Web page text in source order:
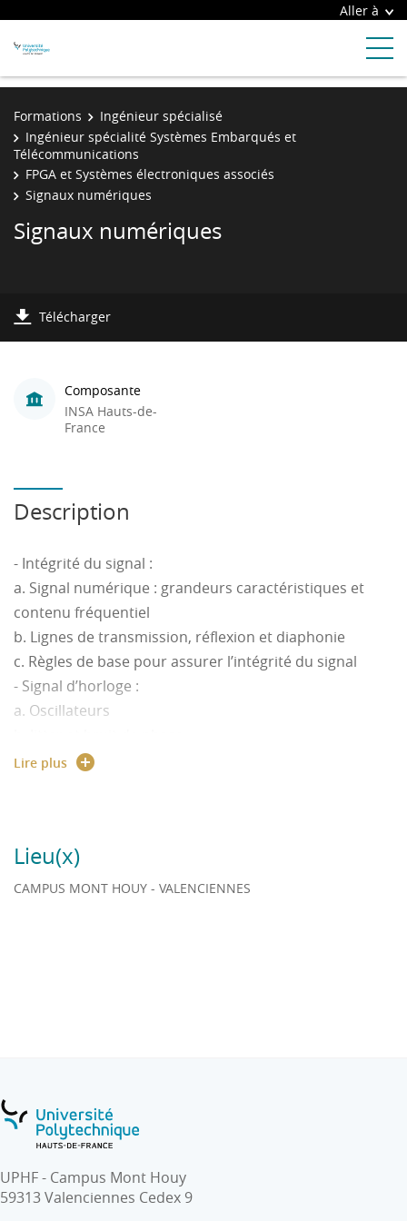
Aller à
Formations
Ingénieur spécialisé
Ingénieur spécialité Systèmes Embarqués et
Télécommunications
FPGA et Systèmes électroniques associés
Signaux numériques
Signaux numériques
Télécharger
Composante
INSA Hauts-de-
France
Description
- Intégrité du signal :
a. Signal numérique : grandeurs caractéristiques et
contenu fréquentiel
b. Lignes de transmission, réflexion et diaphonie
c. Règles de base pour assurer l’intégrité du signal
- Signal d’horloge :
a. Oscillateurs
c. Boucle à verrouillage de phase
c. Liaisons rapides (SerDes – FPGA)
- Génération de signaux :
Lire plus
Lieu(x)
CAMPUS MONT HOUY - VALENCIENNES
UPHF - Campus Mont Houy
59313 Valenciennes Cedex 9